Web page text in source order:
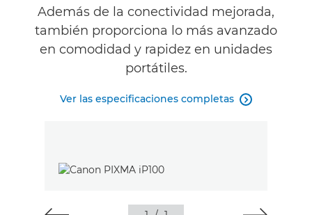
Además de la conectividad mejorada,
también proporciona lo más avanzado
en comodidad y rapidez en unidades
portátiles.
Ver las especificaciones completas 